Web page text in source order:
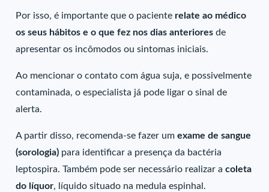
Por isso, é importante que o paciente relate ao médico
os seus hábitos e o que fez nos dias anteriores de
apresentar os incômodos ou sintomas iniciais.
Ao mencionar o contato com água suja, e possivelmente
contaminada, o especialista já pode ligar o sinal de
alerta.
A partir disso, recomenda-se fazer umexame de sangue
(sorologia) para identificar a presença da bactéria
leptospira. Também pode ser necessário realizar acoleta
do líquor, líquido situado na medula espinhal.